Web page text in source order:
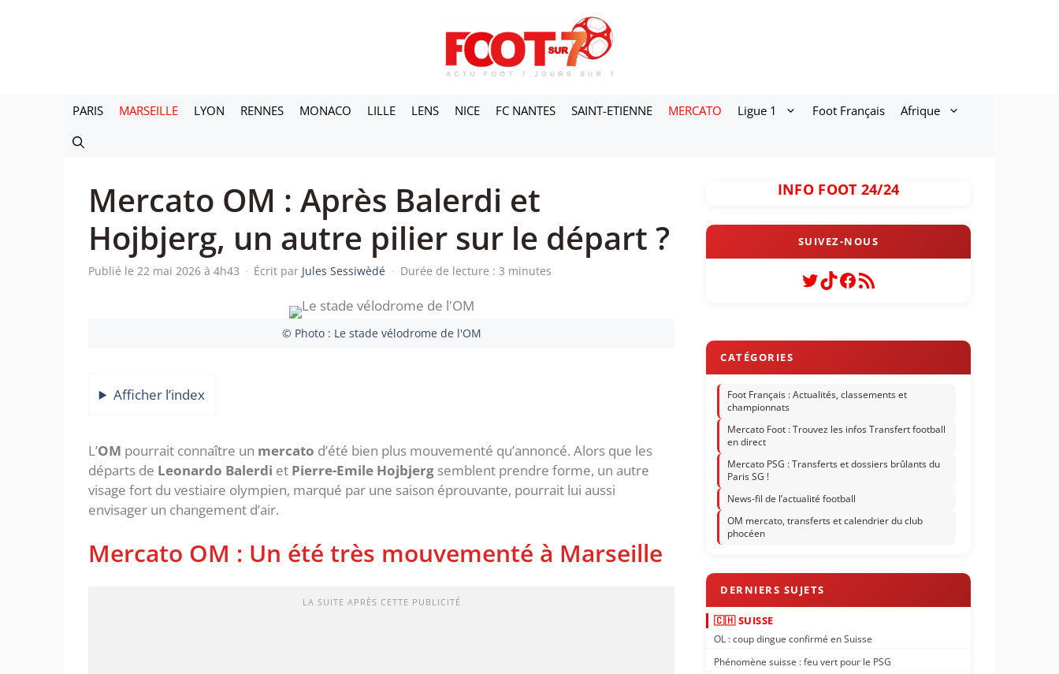
PARIS MARSEILLE LYON RENNES MONACO LILLE LENS NICE FC NANTES SAINT-ETIENNE MERCATO Ligue 1 Foot Français Afrique
Mercato OM : Après Balerdi et
Hojbjerg, un autre pilier sur le départ ?
Publié le 22 mai 2026 à 4h43 · Écrit par Jules Sessiwèdé · Durée de lecture : 3 minutes
© Photo : Le stade vélodrome de l'OM
Afficher l’index
L’OM pourrait connaître un mercato d’été bien plus mouvementé qu’annoncé. Alors que les
départs de Leonardo Balerdi et Pierre-Emile Hojbjerg semblent prendre forme, un autre
visage fort du vestiaire olympien, marqué par une saison éprouvante, pourrait lui aussi
envisager un changement d’air.
‎Mercato OM : Un été très mouvementé à Marseille
LA SUITE APRÈS CETTE PUBLICITÉ
INFO FOOT 24/24
Twitter
TikTok
Facebook
Flux RSS
Foot Français : Actualités, classements et
championnats
Mercato Foot : Trouvez les infos Transfert football
en direct
Mercato PSG : Transferts et dossiers brûlants du
Paris SG !
News-fil de l’actualité football
OM mercato, transferts et calendrier du club
phocéen
🇨🇭 SUISSE
OL : coup dingue confirmé en Suisse
Phénomène suisse : feu vert pour le PSG